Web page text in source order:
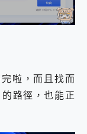
啦，而且找而
路徑，也能正